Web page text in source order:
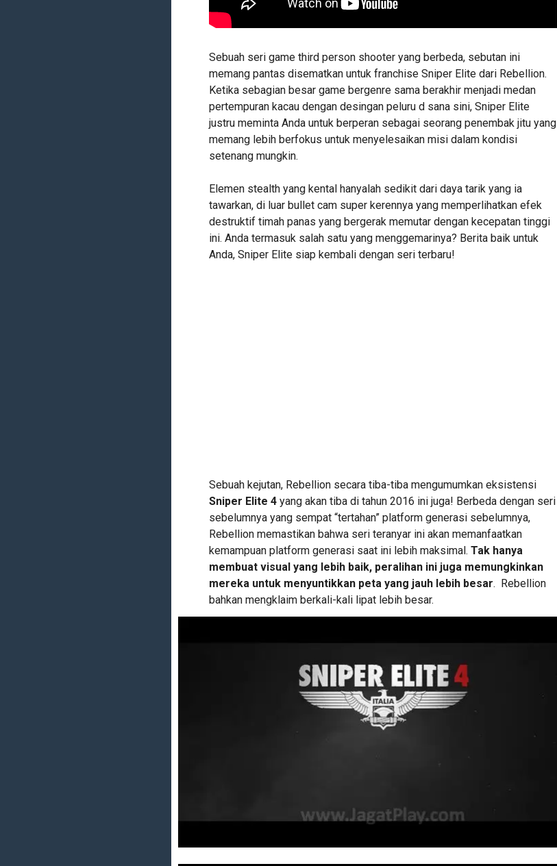
Sebuah seri game third person shooter yang berbeda, sebutan ini
memang pantas disematkan untuk franchise Sniper Elite dari Rebellion.
Ketika sebagian besar game bergenre sama berakhir menjadi medan
pertempuran kacau dengan desingan peluru d sana sini, Sniper Elite
justru meminta Anda untuk berperan sebagai seorang penembak jitu yang
memang lebih berfokus untuk menyelesaikan misi dalam kondisi
setenang mungkin.
Elemen stealth yang kental hanyalah sedikit dari daya tarik yang ia
tawarkan, di luar bullet cam super kerennya yang memperlihatkan efek
destruktif timah panas yang bergerak memutar dengan kecepatan tinggi
ini. Anda termasuk salah satu yang menggemarinya? Berita baik untuk
Anda, Sniper Elite siap kembali dengan seri terbaru!
Sebuah kejutan, Rebellion secara tiba-tiba mengumumkan eksistensi
Sniper Elite 4yang akan tiba di tahun 2016 ini juga! Berbeda dengan seri
sebelumnya yang sempat “tertahan” platform generasi sebelumnya,
Rebellion memastikan bahwa seri teranyar ini akan memanfaatkan
kemampuan platform generasi saat ini lebih maksimal. Tak hanya
membuat visual yang lebih baik, peralihan ini juga memungkinkan
mereka untuk menyuntikkan peta yang jauh lebih besar. Rebellion
bahkan mengklaim berkali-kali lipat lebih besar.